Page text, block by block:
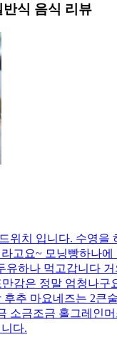
반식 음식 리뷰
위치 입니다. 수영을
고요~ 모닝빵하나에
유하나 먹고갑니다
감은 정말 엄청나구
추 마요네즈는 2큰
소금조금 홀그레인
다.